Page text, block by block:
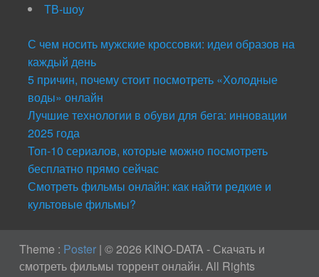
ТВ-шоу
С чем носить мужские кроссовки: идеи образов на
каждый день
5 причин, почему стоит посмотреть «Холодные
воды» онлайн
Лучшие технологии в обуви для бега: инновации
2025 года
Топ-10 сериалов, которые можно посмотреть
бесплатно прямо сейчас
Смотреть фильмы онлайн: как найти редкие и
культовые фильмы?
Theme : Poster |© 2026 KINO-DATA - Скачать и
смотреть фильмы торрент онлайн. All Rights